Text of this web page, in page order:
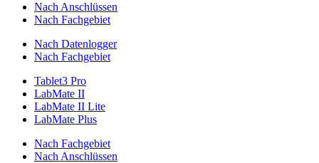
Nach Anschlüssen
Nach Fachgebiet
Nach Datenlogger
Nach Fachgebiet
Tablet3 Pro
LabMate II
LabMate II Lite
LabMate Plus
Nach Fachgebiet
Nach Anschlüssen